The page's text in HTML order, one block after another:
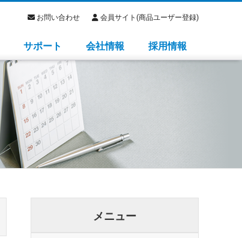
サポート 会社情報 採用情報
お問い合わせ 会員サイト(商品ユーザー登録)
メニュー